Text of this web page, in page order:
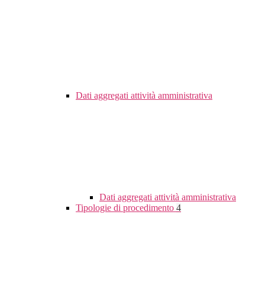
Dati aggregati attività amministrativa
Dati aggregati attività amministrativa
Tipologie di procedimento 4